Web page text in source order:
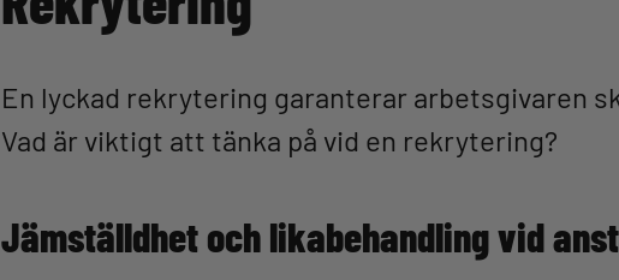
En lyckad rekrytering garanterar arbetsgivaren
Vad är viktigt att tänka på vid en rekrytering?
Jämställdhet och likabehandling vid